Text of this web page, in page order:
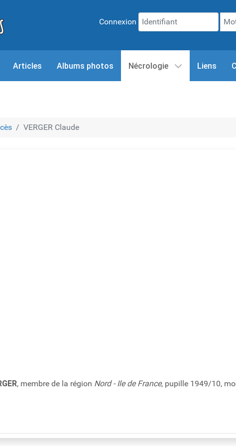
Connexion
Articles Albums photos Nécrologie Liens
VERGER Claude
, membre de la région Nord - Ile de France, pupille 1949/10,